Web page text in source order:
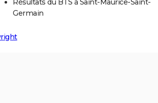
Résultats du BTS à Saint-Maurice-Saint-
Germain